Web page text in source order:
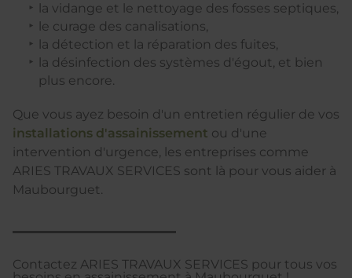
la vidange et le nettoyage des fosses septiques,
le curage des canalisations,
la détection et la réparation des fuites,
la désinfection des systèmes d'égout, et bien
plus encore.
Que vous ayez besoin d'un entretien régulier de vos
installations d'assainissement ou d'une
intervention d'urgence, les entreprises comme
ARIES TRAVAUX SERVICES sont là pour vous aider à
Maubourguet.
Contactez ARIES TRAVAUX SERVICES pour tous vos